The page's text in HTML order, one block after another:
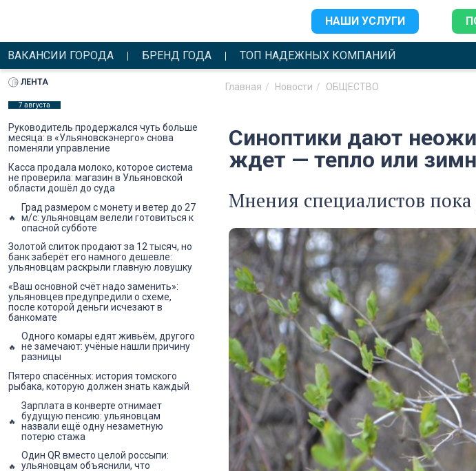
НАШИ УСЛУГИ
ВАКАНСИИ ГОРОДА БРЕНД ГОДА ТОП НАДЕЖНЫХ КОМПАНИЙ
Главная Новости ОБЩЕСТВО
Синоптики дают
ждет — тепло или
Мнения специалистов
ЛЕНТА
7 августа
Руководитель продержался чуть больше
месяца: в «Ульяновскэнерго» снова
поменяли управление
Касса продала молоко, которое система
не проверила: магазин в Ульяновской
области дошёл до суда
Град размером с монету и ветер до 27
м/с: ульяновцам велели готовиться к
опасной субботе
Золотой слиток продают за 12 тысяч, но
банк заберёт его намного дешевле:
ульяновцам раскрыли главную ловушку
«Ваш основной счёт надо заменить»:
ульяновцев предупредили о схеме,
после которой деньги исчезают в
банкомате
Одного комары едят живьём, другого
не замечают: учёные нашли причину
разницы
Пятеро спасённых: история томского
рыбака, которую должен знать каждый
Зарплата в конверте отнимает
будущую пенсию: ульяновцам
назвали ещё одну незаметную
потерю стажа
Один QR вместо целой россыпи:
ульяновцам объяснили, что